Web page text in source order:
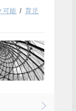
可能
育児